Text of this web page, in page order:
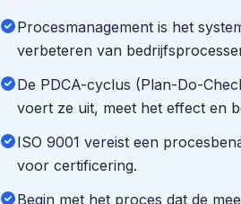
Procesmanagement is het
verbeteren van
De PDCA-cyclus (Plan-Do-
voert ze uit, meet het effect en
ISO 9001 vereist een
voor certificering.
Begin met het proces dat de